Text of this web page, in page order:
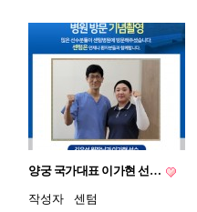
양궁 국가대표 이가현 선…
작성자
센텀